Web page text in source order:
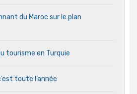
du Maroc sur le plan
tourisme en Turquie
toute l’année